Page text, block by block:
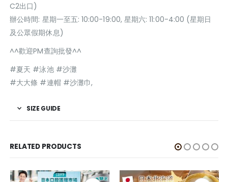
C2出口)
辦公時間: 星期一至五: 10:00-19:00, 星期六: 11:00-4:00 (星期日
及公眾假期休息)
^^歡迎PM查詢批發^^
#夏天 #泳池 #沙灘
#大大條 #連帽 #沙灘巾,
SIZE GUIDE
RELATED PRODUCTS